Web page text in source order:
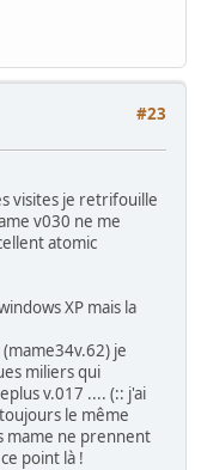
#23
visites je retrifouille
v030 ne me
atomic
XP mais la
je
miliers qui
v.017 .... (:: j'ai
le même
mame ne prennent
point là !